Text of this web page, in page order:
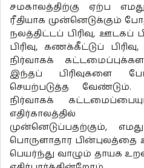
சமகாலத்திற்கு ஏற்ப
ரீதியாக முன்னெடுக்கும்
நலத்திட்டப் பிரிவு,
பிரிவு, கணக்கீட்டுப்
நிர்வாகக்
இந்தப் பிரிவுகளை
செயற்படுத்த
நிர்வாகக்
எதிர்காலத்தில்
முன்னெடுப்பதற்கும்,
பொருளாதார பின்புலத்தை
பெயர்ந்து வாழும் தாயக